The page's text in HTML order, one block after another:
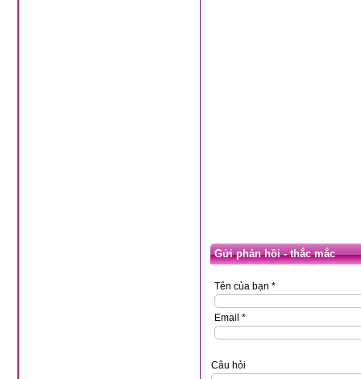
Gửi phản hồi - thắc mắc
Tên của bạn *
Email *
Câu hỏi